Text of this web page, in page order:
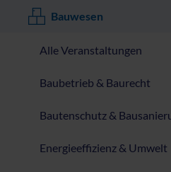
Bauwesen
Alle Veranstaltungen
Baubetrieb & Baurecht
Bautenschutz &
Energieeffizienz & Umwelt